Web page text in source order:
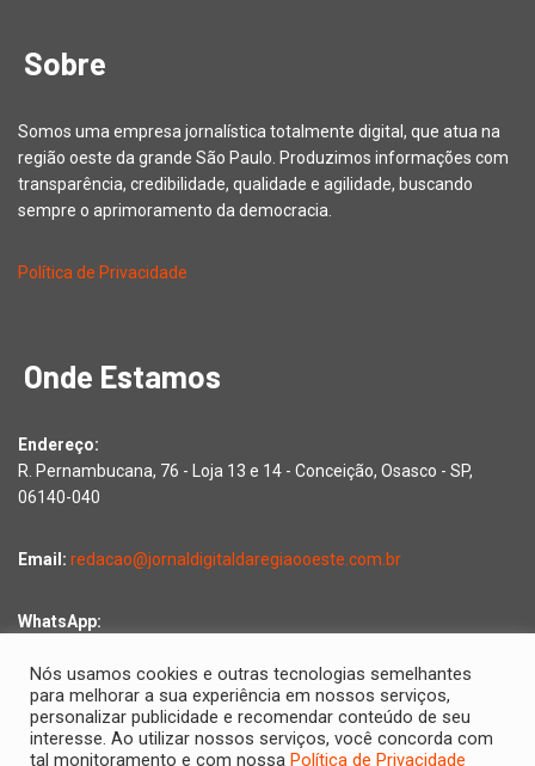
Sobre
Somos uma empresa jornalística totalmente digital, que atua na
região oeste da grande São Paulo. Produzimos informações com
transparência, credibilidade, qualidade e agilidade, buscando
sempre o aprimoramento da democracia.
Política de Privacidade
Onde Estamos
Endereço:
R. Pernambucana, 76 - Loja 13 e 14 - Conceição, Osasco - SP,
06140-040
Email: redacao@jornaldigitaldaregiaooeste.com.br
WhatsApp:
Copyright © 2026 Jornal Digital da Região Oeste | Desenvolvido
Nós usamos cookies e outras tecnologias semelhantes
para melhorar a sua experiência em nossos serviços,
personalizar publicidade e recomendar conteúdo de seu
interesse. Ao utilizar nossos serviços, você concorda com
tal monitoramento e com nossa Política de Privacidade